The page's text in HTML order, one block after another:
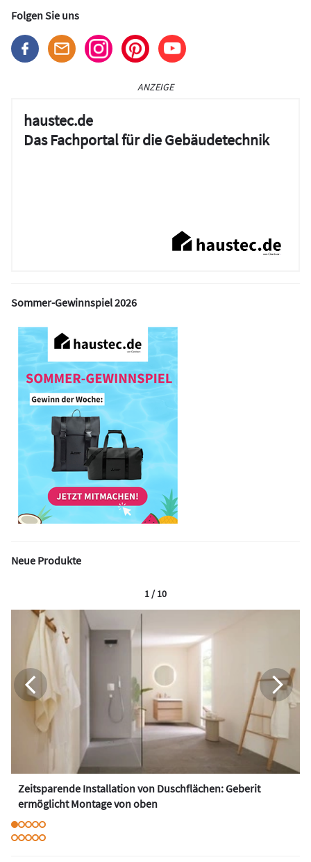
Folgen Sie uns
ANZEIGE
haustec.de
Das Fachportal für die Gebäudetechnik
Sommer-Gewinnspiel 2026
Neue Produkte
Zeitsparende Installation von Duschflächen: Geberit
ermöglicht Montage von oben
1 / 10